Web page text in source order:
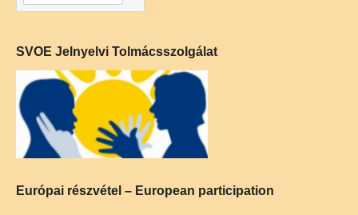
SVOE Jelnyelvi Tolmácsszolgálat
Európai részvétel – European participation